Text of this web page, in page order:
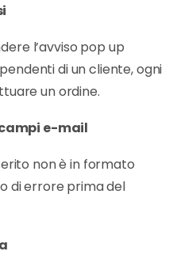
l’avviso pop up
di un cliente, ogni
un ordine.
e-mail
non è in formato
di errore prima del